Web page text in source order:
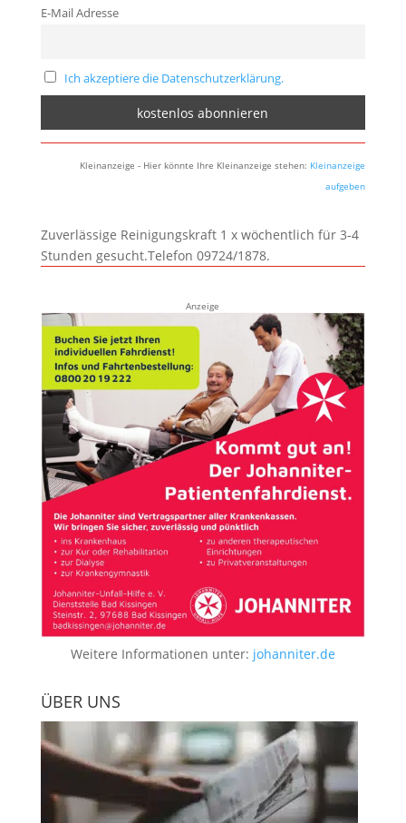
E-Mail Adresse
Ich akzeptiere die Datenschutzerklärung.
Kleinanzeige - Hier könnte Ihre Kleinanzeige stehen: Kleinanzeige
aufgeben
Zuverlässige Reinigungskraft 1 x wöchentlich für 3-4
Stunden gesucht.Telefon 09724/1878.
Anzeige
Weitere Informationen unter: johanniter.de
ÜBER UNS